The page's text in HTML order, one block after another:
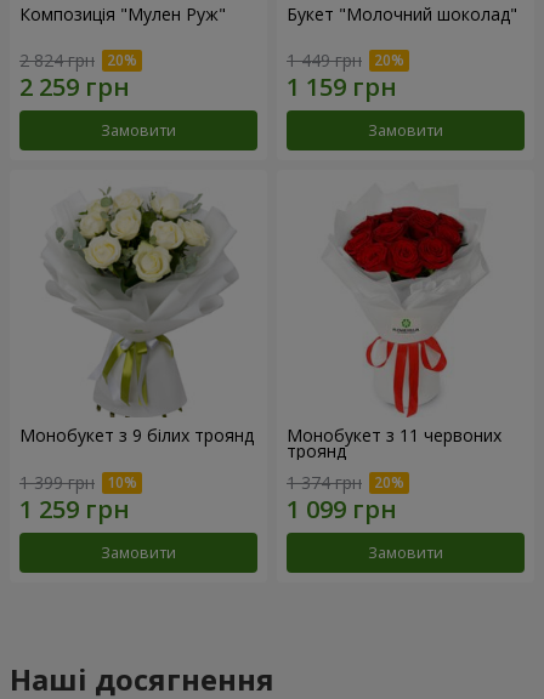
Композиція "Мулен Руж"
2 824 грн
Замовити
Букет "Молочний шоколад"
1 449 грн
Замовити
Монобукет з 9 білих троянд
1 399 грн
Замовити
Монобукет з 11 червоних
троянд
1 374 грн
Замовити
Наші досягнення